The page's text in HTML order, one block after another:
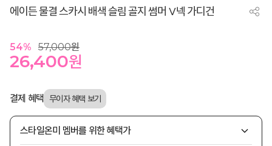
에이든 물결 스카시 배색 슬림 골지 썸머 V넥 가디건
54% 57,000원
26,400원
결제 혜택
스타일온미 멤버를 위한 혜택가